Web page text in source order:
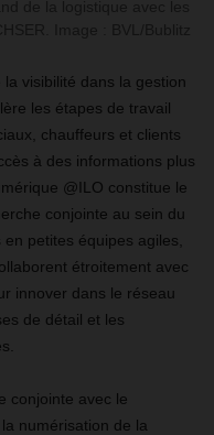
visibilité dans la gestion
les étapes de travail
chauffeurs et clients
à des informations plus
@ILO constitue le
conjointe au sein du
petites équipes agiles,
étroitement avec
innover dans le réseau
de détail et les
conjointe avec le
numérisation de la